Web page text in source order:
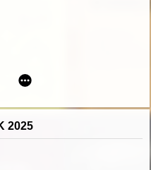
młodych warszawiaków
2025